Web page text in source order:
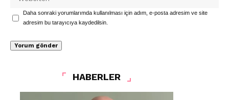
Daha sonraki yorumlarımda kullanılması için adım, e-posta adresim ve site
adresim bu tarayıcıya kaydedilsin.
HABERLER